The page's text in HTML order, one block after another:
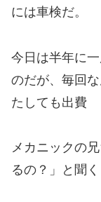
には車検だ。
今日は半年に
のだが、毎回
たしても出費
メカニックの
るの？」と聞